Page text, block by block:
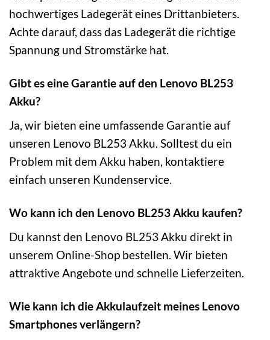
hochwertiges Ladegerät eines Drittanbieters.
Achte darauf, dass das Ladegerät die richtige
Spannung und Stromstärke hat.
Gibt es eine Garantie auf den Lenovo BL253
Akku?
Ja, wir bieten eine umfassende Garantie auf
unseren Lenovo BL253 Akku. Solltest du ein
Problem mit dem Akku haben, kontaktiere
einfach unseren Kundenservice.
Wo kann ich den Lenovo BL253 Akku kaufen?
Du kannst den Lenovo BL253 Akku direkt in
unserem Online-Shop bestellen. Wir bieten
attraktive Angebote und schnelle Lieferzeiten.
Wie kann ich die Akkulaufzeit meines Lenovo
Smartphones verlängern?